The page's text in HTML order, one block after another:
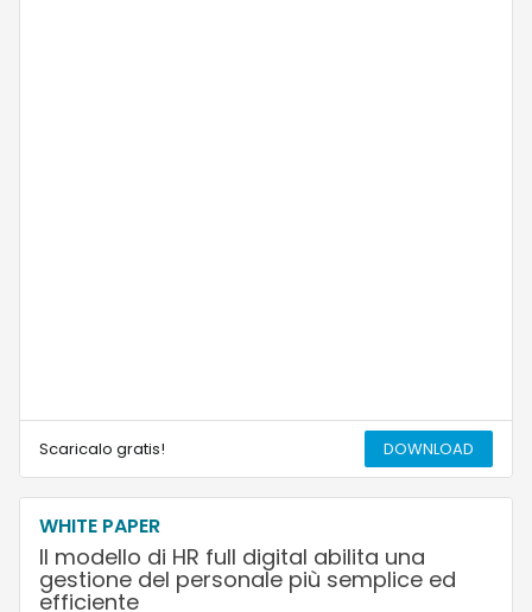
Scaricalo gratis! DOWNLOAD
WHITE PAPER
Il modello di HR full digital abilita una
gestione del personale più semplice ed
efficiente